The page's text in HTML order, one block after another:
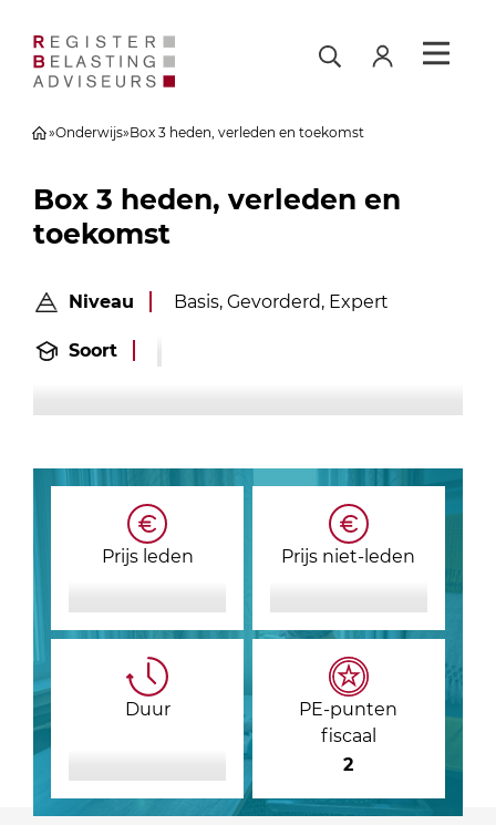
»Onderwijs»Box 3 heden, verleden en toekomst
Box 3 heden, verleden en
toekomst
Niveau Basis, Gevorderd, Expert
Soort
Prijs leden Prijs niet-leden
Duur
PE-punten
fiscaal
2